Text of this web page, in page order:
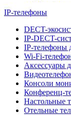
IP-телефоны
DECT-
IP-DECT-
IP-телефоны
Wi-Fi-
Аксессуары
Консоли
Конференц-
Настольные
Отельные